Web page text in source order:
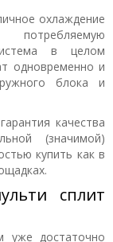
охлаждение
в целом
одновременно и
блока и
качества
(значимой)
купить как в
сплит
уже достаточно